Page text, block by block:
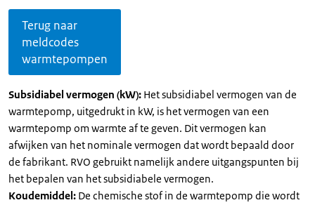
Terug naar
meldcodes
warmtepompen
Subsidiabel vermogen (kW): Het subsidiabel vermogen van de
warmtepomp, uitgedrukt in kW, is het vermogen van een
warmtepomp om warmte af te geven. Dit vermogen kan
afwijken van het nominale vermogen dat wordt bepaald door
de fabrikant. RVO gebruikt namelijk andere uitgangspunten bij
het bepalen van het subsidiabele vermogen.
Koudemiddel: De chemische stof in de warmtepomp die wordt